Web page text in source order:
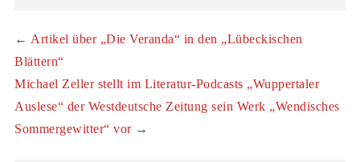
← Artikel über „Die Veranda“ in den „Lübeckischen
Blättern“
Michael Zeller stellt im Literatur-Podcasts „Wuppertaler
Auslese“ der Westdeutsche Zeitung sein Werk „Wendisches
Sommergewitter“ vor→